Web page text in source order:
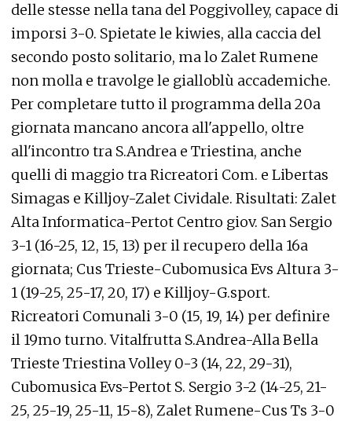
delle stesse nella tana del Poggivolley, capace di
imporsi 3-0. Spietate le kiwies, alla caccia del
secondo posto solitario, ma lo Zalet Rumene
non molla e travolge le gialloblù accademiche.
Per completare tutto il programma della 20a
giornata mancano ancora all'appello, oltre
all'incontro tra S.Andrea e Triestina, anche
quelli di maggio tra Ricreatori Com. e Libertas
Simagas e Killjoy-Zalet Cividale. Risultati: Zalet
Alta Informatica-Pertot Centro giov. San Sergio
3-1 (16-25, 12, 15, 13) per il recupero della 16a
giornata; Cus Trieste-Cubomusica Evs Altura 3-
1 (19-25, 25-17, 20, 17) e Killjoy-G.sport.
Ricreatori Comunali 3-0 (15, 19, 14) per definire
il 19mo turno. Vitalfrutta S.Andrea-Alla Bella
Trieste Triestina Volley 0-3 (14, 22, 29-31),
Cubomusica Evs-Pertot S. Sergio 3-2 (14-25, 21-
25, 25-19, 25-11, 15-8), Zalet Rumene-Cus Ts 3-0